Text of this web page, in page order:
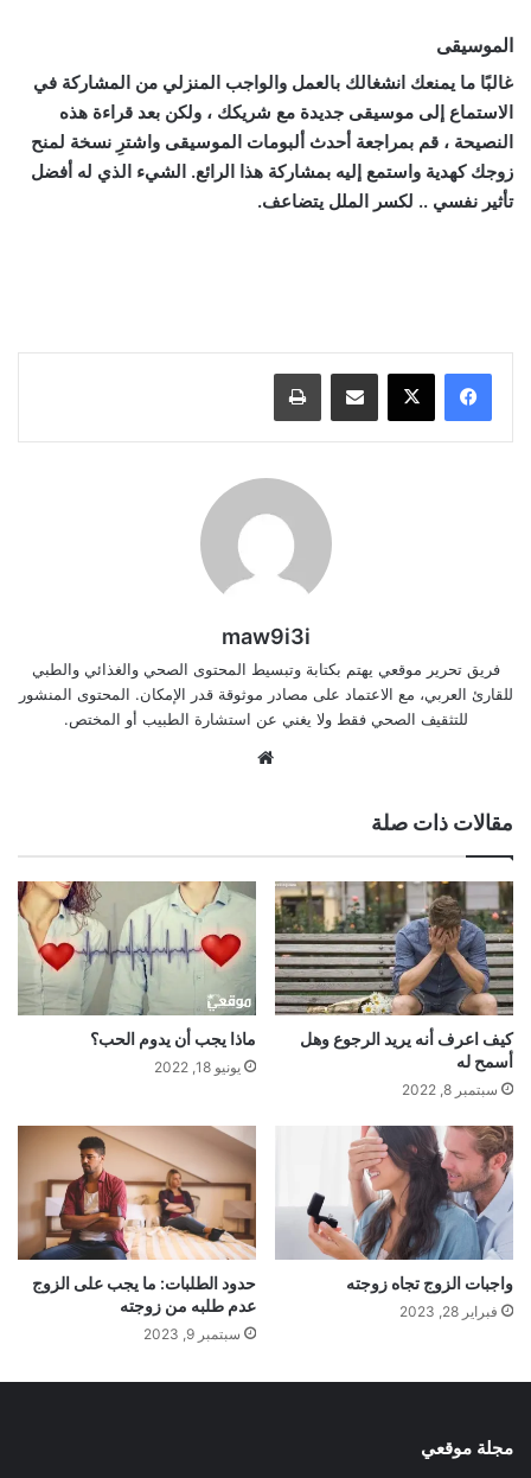
الموسيقى
غالبًا ما يمنعك انشغالك بالعمل والواجب المنزلي من المشاركة في
الاستماع إلى موسيقى جديدة مع شريكك ، ولكن بعد قراءة هذه
النصيحة ، قم بمراجعة أحدث ألبومات الموسيقى واشترِ نسخة لمنح
زوجك كهدية واستمع إليه بمشاركة هذا الرائع. الشيء الذي له أفضل
تأثير نفسي .. لكسر الملل يتضاعف.
مشاركة عبر البريد طباعة
maw9i3i
فريق تحرير موقعي يهتم بكتابة وتبسيط المحتوى الصحي والغذائي والطبي
للقارئ العربي، مع الاعتماد على مصادر موثوقة قدر الإمكان. المحتوى المنشور
للتثقيف الصحي فقط ولا يغني عن استشارة الطبيب أو المختص.
مقالات ذات صلة
كيف اعرف أنه يريد الرجوع وهل
أسمح له
سبتمبر 8, 2022
ماذا يجب أن يدوم الحب؟
يونيو 18, 2022
واجبات الزوج تجاه زوجته
فبراير 28, 2023
حدود الطلبات: ما يجب على الزوج
عدم طلبه من زوجته
سبتمبر 9, 2023
مجلة موقعي